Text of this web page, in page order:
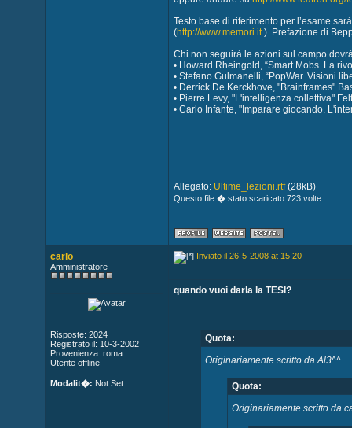
Testo base di riferimento per l’esame
(http://www.memori.it). Prefazione di
Chi non seguirà le azioni sul campo
• Howard Rheingold, “Smart Mobs. La
• Stefano Gulmanelli, “PopWar. Visioni
• Derrick De Kerckhove, "Brainframes"
• Pierre Levy, "L'intelligenza collettiva"
• Carlo Infante, "Imparare giocando.
Allegato: Ultime_lezioni.rtf(28kB)
Questo file � stato scaricato 723 volte
carlo
Amministratore
Risposte: 2024
Registrato il: 10-3-2002
Provenienza: roma
Utente offline
Modalit�: Not Set
Inviato il 26-5-2008 at 15:20
quando vuoi darla la TESI?
Quota:
Originariamente scritto da Al3^^
Quota:
Originariamente scritto da